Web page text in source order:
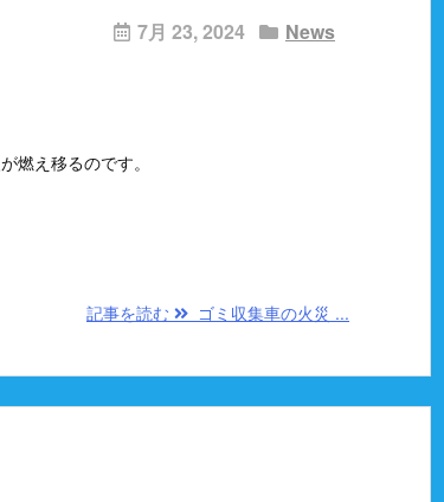
7月 23, 2024 News
燃え移るのです。
記事を読む ゴミ収集車の火災 ...